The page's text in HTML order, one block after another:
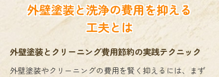
外壁塗装と洗浄の費用を抑える
工夫とは
外壁塗装とクリーニング費用節約の実践テクニック
外壁塗装やクリーニングの費用を賢く抑えるには、まず